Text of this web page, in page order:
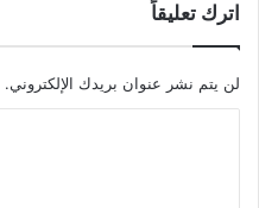
اترك تعليقاً
لن يتم نشر عنوان بريدك الإلكتروني.